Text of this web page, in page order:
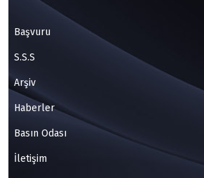
Başvuru
S.S.S
Arşiv
Haberler
Basın Odası
İletişim